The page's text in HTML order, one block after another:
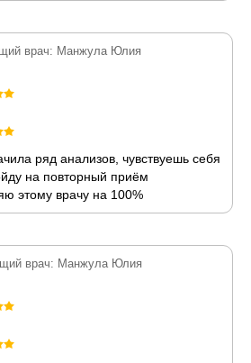
врач: Манжула Юлия
ряд анализов, чувствуешь себя
на повторный приём
этому врачу на 100%
врач: Манжула Юлия